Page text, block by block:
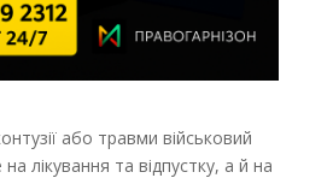
або травми військовий
лікування та відпустку, а й на